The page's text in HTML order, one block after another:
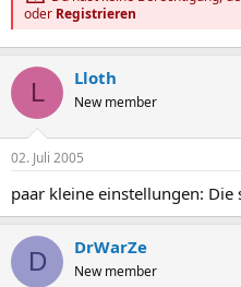
oder Registrieren
L Lloth
New member
02. Juli 2005
paar kleine einstellungen:
D DrWarZe
New member